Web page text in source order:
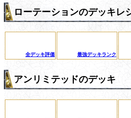
ローテーションのデッキレ
全デッキ評価 最強デッキランク
アンリミテッドのデッキ